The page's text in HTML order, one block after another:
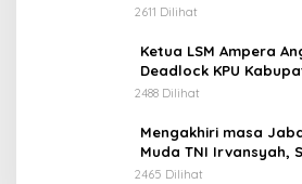
2611 Dilihat
Ketua LSM Ampera
Deadlock KPU
2488 Dilihat
Mengakhiri masa
Muda TNI Irvansyah,
Pesannya.
2465 Dilihat